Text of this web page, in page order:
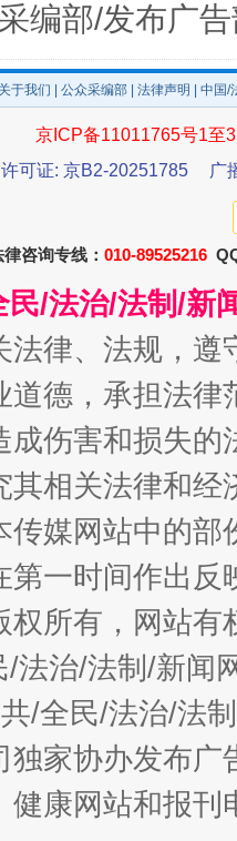
魏明亮
编部/发布广
关于我们 公众采编部 法律声明 | 中国
京ICP备11011765号1至
许可证: 京B2-20251785
广
咨询专线： 010-89525216
/法治/法制/新
法律、法规，
道德，承担法
成伤害和损失
其相关法律和
传媒网站中的
第一时间作出
权所有，网站
/法治/法制/新闻
/全民/法治/法
独家协办发布
健康网站和报